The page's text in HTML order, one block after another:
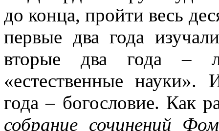
до конца, пройти весь
первые два года
вторые два года –
«естественные науки».
года – богословие. Как
собрание сочинений